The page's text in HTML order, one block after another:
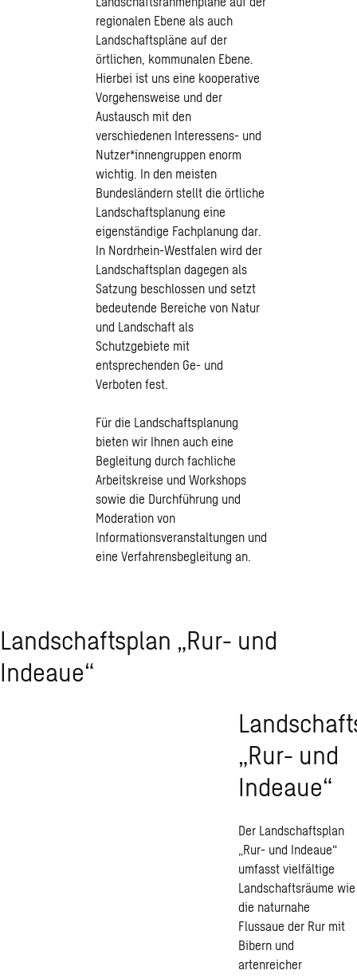
regionalen Ebene als auch
Landschaftspläne auf der
örtlichen, kommunalen Ebene.
Hierbei ist uns eine kooperative
Vorgehensweise und der
Austausch mit den
verschiedenen Interessens- und
Nutzer*innengruppen enorm
wichtig. In den meisten
Bundesländern stellt die örtliche
Landschaftsplanung eine
eigenständige Fachplanung dar.
In Nordrhein-Westfalen wird der
Landschaftsplan dagegen als
Satzung beschlossen und setzt
bedeutende Bereiche von Natur
und Landschaft als
Schutzgebiete mit
entsprechenden Ge- und
Verboten fest.
Für die Landschaftsplanung
bieten wir Ihnen auch eine
Begleitung durch fachliche
Arbeitskreise und Workshops
sowie die Durchführung und
Moderation von
Informationsveranstaltungen und
eine Verfahrensbegleitung an.
Landschaftsplan „Rur- und
Indeaue“
„Rur- und
Indeaue“
Der Landschaftsplan
„Rur- und Indeaue“
umfasst vielfältige
Landschaftsräume wie
die naturnahe
Flussaue der Rur mit
Bibern und
artenreicher